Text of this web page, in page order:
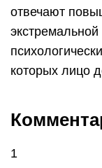
отвечают
которых лицо
1